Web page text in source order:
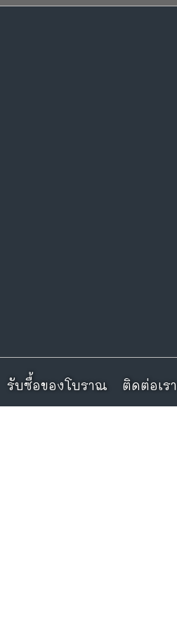
รับซื้อของโบราณ ติดต่อเรา
รับซื้อของโบราณ ติดต่อเรา